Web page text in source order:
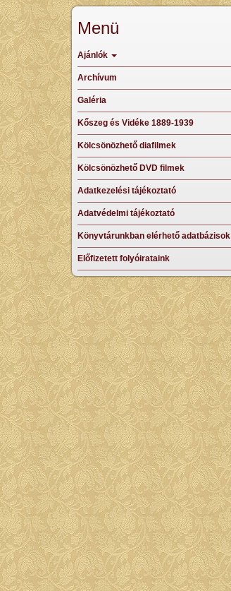
Menü
Ajánlók
Archívum
Galéria
Kőszeg és Vidéke 1889-1939
Kölcsönözhető diafilmek
Kölcsönözhető DVD filmek
Adatkezelési tájékoztató
Adatvédelmi tájékoztató
Könyvtárunkban elérhető adatbázisok
Előfizetett folyóirataink